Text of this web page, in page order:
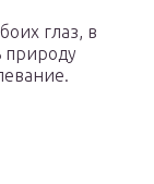
глаз, в
природу